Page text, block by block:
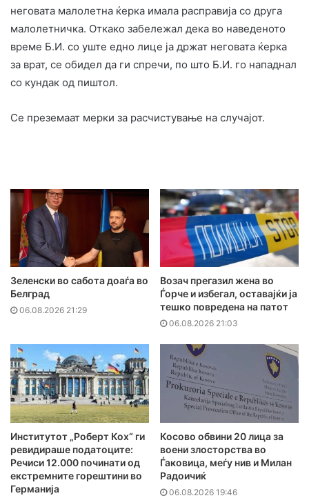
неговата малолетна ќерка имала расправија со друга
малолетничка. Откако забележал дека во наведеното
време Б.И. со уште едно лице ја држат неговата ќерка
за врат, се обидел да ги спречи, по што Б.И. го нападнал
со кундак од пиштол.
Се преземаат мерки за расчистување на случајот.
Зеленски во сабота доаѓа во
Белград
06.08.2026 21:29
Возач прегазил жена во
Ѓорче и избегал, оставајќи ја
тешко повредена на патот
06.08.2026 21:03
Институтот „Роберт Кох“ ги
ревидираше податоците:
Речиси 12.000 починати од
екстремните горештини во
Германија
Косово обвини 20 лица за
воени злосторства во
Ѓаковица, меѓу нив и Милан
Радоичиќ
06.08.2026 19:46